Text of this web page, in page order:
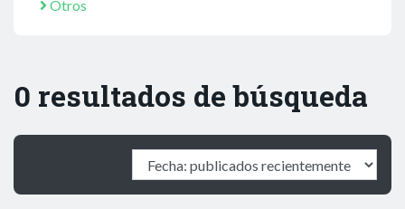
Otros
0 resultados de búsqueda